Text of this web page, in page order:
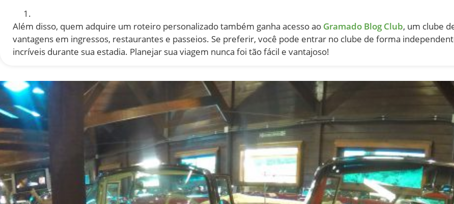
Além disso, quem adquire um roteiro personalizado também ganha acesso ao Gramado Blog Club, um clube
vantagens em ingressos, restaurantes e passeios. Se preferir, você pode entrar no clube de forma
incríveis durante sua estadia. Planejar sua viagem nunca foi tão fácil e vantajoso!